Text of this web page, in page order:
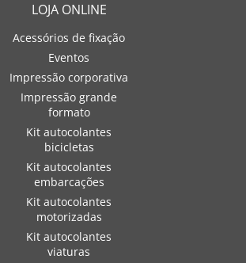
LOJA ONLINE
Acessórios de fixação
Eventos
Impressão corporativa
Impressão grande
formato
Kit autocolantes
bicicletas
Kit autocolantes
embarcações
Kit autocolantes
motorizadas
Kit autocolantes
viaturas